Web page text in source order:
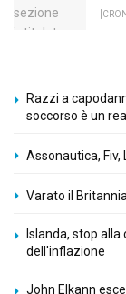
Razzi a
soccorso è un
Assonautica, Fiv,
Varato il
Islanda, stop
dell'inflazione
John Elkann